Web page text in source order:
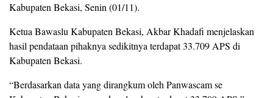
Kabupaten Bekasi, Senin (01/11).
Ketua Bawaslu Kabupaten Bekasi, Akbar Khadafi menjelaskan
hasil pendataan pihaknya sedikitnya terdapat 33.709 APS di
Kabupaten Bekasi.
“Berdasarkan data yang dirangkum oleh Panwascam se